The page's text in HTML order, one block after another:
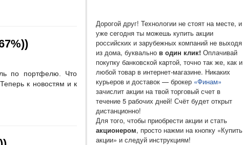
по портфелю. Что
к новостям и к
Дорогой друг! Технологии не стоят на месте, и
уже сегодня ты можешь купить акции
российских и зарубежных компаний не выходя
из дома, буквально в один клик! Оплачивай
покупку банковской картой, точно так же, как и
любой товар в интернет-магазине. Никаких
курьеров и доставок — брокер «Финам»
зачислит акции на твой торговый счет в
течение 5 рабочих дней! Счёт будет открыт
дистанционно!
Для того, чтобы приобрести акции и стать
акционером, просто нажми на кнопку «Купить
акции» и следуй инструкциям!